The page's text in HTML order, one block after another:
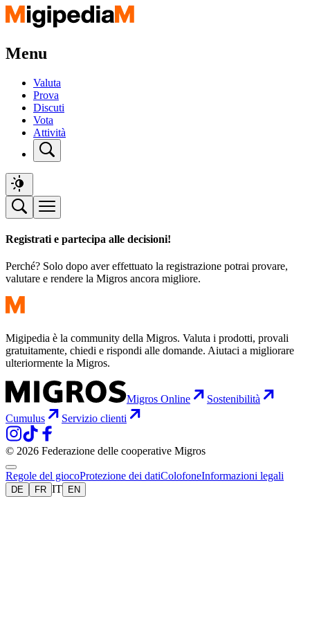
Menu
Valuta
Prova
Discuti
Vota
Attività
Registrati e partecipa alle decisioni!
Perché? Solo dopo aver effettuato la registrazione potrai provare,
valutare e rendere la Migros ancora migliore.
Migipedia è la community della Migros. Valuta i prodotti, provali
gratuitamente, chiedi e rispondi alle domande. Aiutaci a migliorare
ulteriormente la Migros.
Migros Online
Sostenibilità
Cumulus
Servizio clienti
© 2026 Federazione delle cooperative Migros
Regole del giocoProtezione dei datiColofoneInformazioni legali
DE FR IT EN